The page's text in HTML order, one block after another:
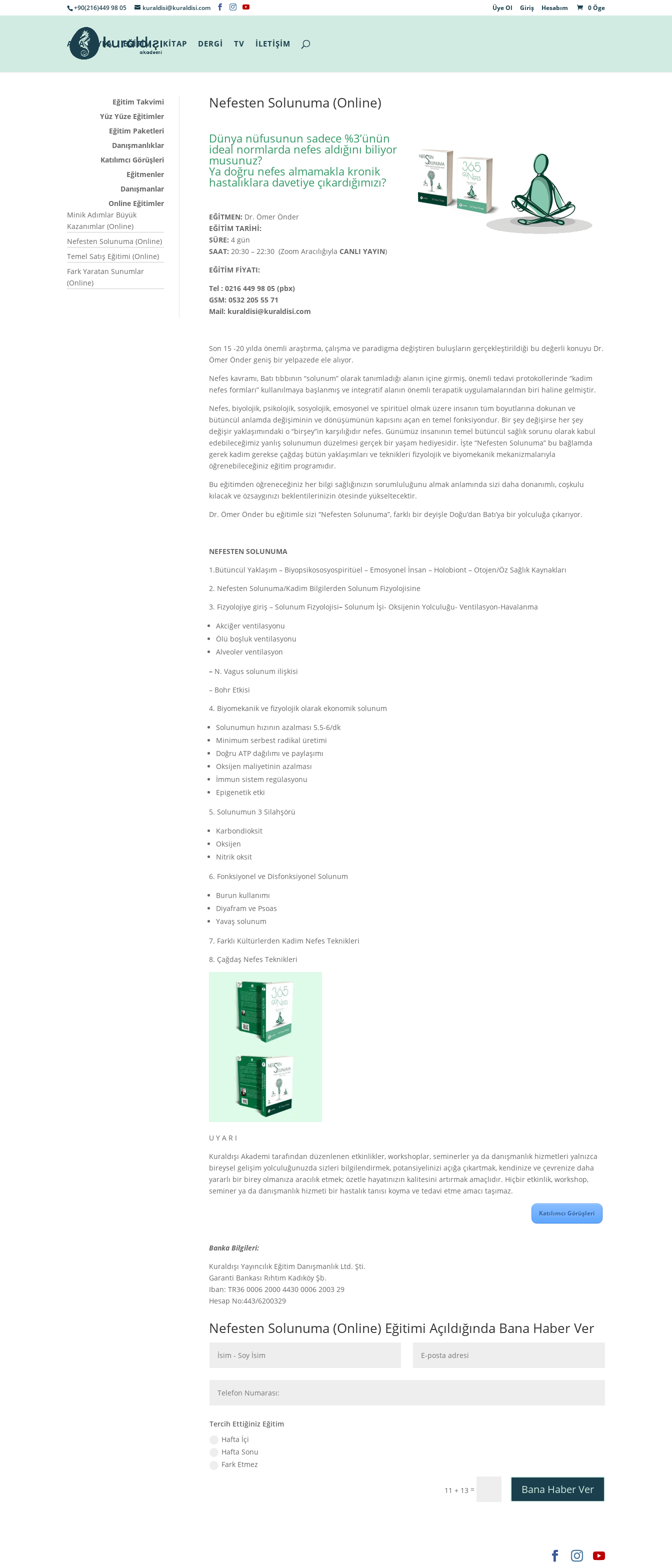
+90(216)449 98 05 kuraldisi@kuraldisi.com Üye Ol Giriş Hesabım 0 Öge
ANA SAYFA EĞİTİM KİTAP DERGİ TV İLETİŞİM
Eğitim Takvimi
Yüz Yüze Eğitimler
Eğitim Paketleri
Danışmanlıklar
Katılımcı Görüşleri
Eğitmenler
Danışmanlar
Online Eğitimler
Minik Adımlar Büyük
Kazanımlar (Online)
Nefesten Solunuma (Online)
Temel Satış Eğitimi (Online)
Fark Yaratan Sunumlar
(Online)
Nefesten Solunuma (Online)
Dünya nüfusunun sadece %3’ünün
ideal normlarda nefes aldığını biliyor
musunuz?
Ya doğru nefes almamakla kronik
hastalıklara davetiye çıkardığımızı?
EĞİTMEN: Dr. Ömer Önder
EĞİTİM TARİHİ:
SÜRE: 4 gün
SAAT: 20:30 – 22:30 (Zoom Aracılığıyla CANLI YAYIN)
EĞİTİM FİYATI:
Tel : 0216 449 98 05 (pbx)
GSM: 0532 205 55 71
Mail: kuraldisi@kuraldisi.com
Son 15 -20 yılda önemli araştırma, çalışma ve paradigma değiştiren buluşların gerçekleştirildiği bu değerli konuyu Dr.
Ömer Önder geniş bir yelpazede ele alıyor.
Nefes kavramı, Batı tıbbının “solunum” olarak tanımladığı alanın içine girmiş, önemli tedavi protokollerinde “kadim
nefes formları” kullanılmaya başlanmış ve integratif alanın önemli terapatik uygulamalarından biri haline gelmiştir.
Nefes, biyolojik, psikolojik, sosyolojik, emosyonel ve spiritüel olmak üzere insanın tüm boyutlarına dokunan ve
bütüncül anlamda değişiminin ve dönüşümünün kapısını açan en temel fonksiyondur. Bir şey değişirse her şey
değişir yaklaşımındaki o “birşey”in karşılığıdır nefes. Günümüz insanının temel bütüncül sağlık sorunu olarak kabul
edebileceğimiz yanlış solunumun düzelmesi gerçek bir yaşam hediyesidir. İşte “Nefesten Solunuma” bu bağlamda
gerek kadim gerekse çağdaş bütün yaklaşımları ve teknikleri fizyolojik ve biyomekanik mekanizmalarıyla
öğrenebileceğiniz eğitim programıdır.
Bu eğitimden öğreneceğiniz her bilgi sağlığınızın sorumluluğunu almak anlamında sizi daha donanımlı, coşkulu
kılacak ve özsaygınızı beklentilerinizin ötesinde yükseltecektir.
Dr. Ömer Önder bu eğitimle sizi “Nefesten Solunuma”, farklı bir deyişle Doğu’dan Batı’ya bir yolculuğa çıkarıyor.
NEFESTEN SOLUNUMA
1.Bütüncül Yaklaşım – Biyopsikososyospiritüel – Emosyonel İnsan – Holobiont – Otojen/Öz Sağlık Kaynakları
2. Nefesten Solunuma/Kadim Bilgilerden Solunum Fizyolojisine
3. Fizyolojiye giriş – Solunum Fizyolojisi– Solunum İşi- Oksijenin Yolculuğu- Ventilasyon-Havalanma
Akciğer ventilasyonu
Ölü boşluk ventilasyonu
Alveoler ventilasyon
– N. Vagus solunum ilişkisi
– Bohr Etkisi
4. Biyomekanik ve fizyolojik olarak ekonomik solunum
Solunumun hızının azalması 5.5-6/dk
Minimum serbest radikal üretimi
Doğru ATP dağılımı ve paylaşımı
Oksijen maliyetinin azalması
İmmun sistem regülasyonu
Epigenetik etki
5. Solunumun 3 Silahşörü
Karbondioksit
Oksijen
Nitrik oksit
6. Fonksiyonel ve Disfonksiyonel Solunum
Burun kullanımı
Diyafram ve Psoas
Yavaş solunum
7. Farklı Kültürlerden Kadim Nefes Teknikleri
8. Çağdaş Nefes Teknikleri
U Y A R I
Kuraldışı Akademi tarafından düzenlenen etkinlikler, workshoplar, seminerler ya da danışmanlık hizmetleri yalnızca
bireysel gelişim yolculuğunuzda sizleri bilgilendirmek, potansiyelinizi açığa çıkartmak, kendinize ve çevrenize daha
yararlı bir birey olmanıza aracılık etmek; özetle hayatınızın kalitesini artırmak amaçlıdır. Hiçbir etkinlik, workshop,
seminer ya da danışmanlık hizmeti bir hastalık tanısı koyma ve tedavi etme amacı taşımaz.
Katılımcı Görüşleri
Banka Bilgileri:
Kuraldışı Yayıncılık Eğitim Danışmanlık Ltd. Şti.
Garanti Bankası Rıhtım Kadıköy Şb.
Iban: TR36 0006 2000 4430 0006 2003 29
Hesap No:443/6200329
Nefesten Solunuma (Online) Eğitimi Açıldığında Bana Haber Ver
Tercih Ettiğiniz Eğitim
Hafta İçi
Hafta Sonu
Fark Etmez
11 + 13 = Bana Haber Ver